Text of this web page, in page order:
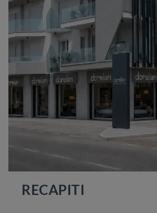
RECAPITI